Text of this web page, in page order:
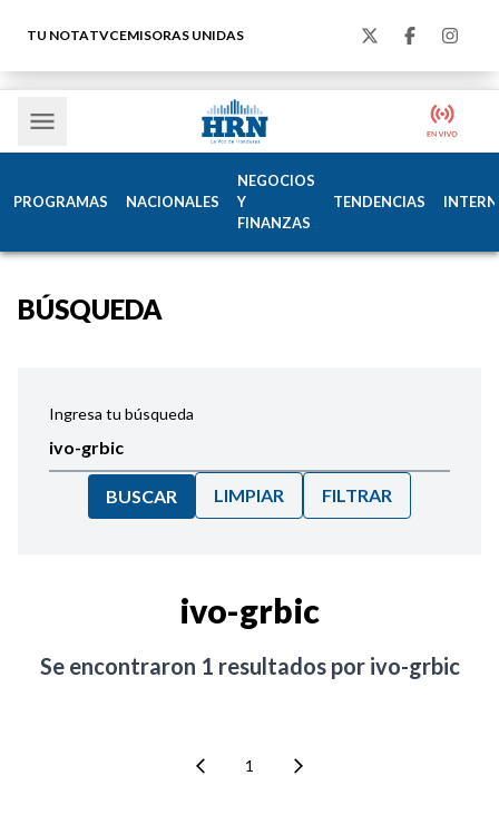
TU NOTATVCEMISORAS UNIDAS
PROGRAMAS NACIONALES
NEGOCIOS
Y
FINANZAS
TENDENCIAS
BÚSQUEDA
Ingresa tu búsqueda
BUSCAR LIMPIAR FILTRAR
ivo-grbic
Se encontraron 1 resultados por ivo-grbic
1